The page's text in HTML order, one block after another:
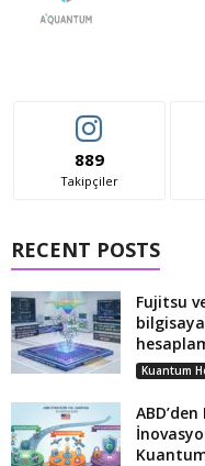
889
Takipçiler
RECENT POSTS
Fujitsu
Kuantum